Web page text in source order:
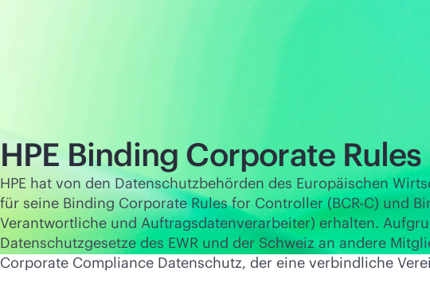
Ihr
Besuchen Sie den
HPE Binding Corporate Rules
HPE hat von den Datenschutzbehörden des Europäischen
für seine Binding Corporate Rules for Controller (BCR-C) und
Verantwortliche und Auftragsdatenverarbeiter) erhalten.
Datenschutzgesetze des EWR und der Schweiz an andere
Corporate Compliance Datenschutz, der eine verbindliche